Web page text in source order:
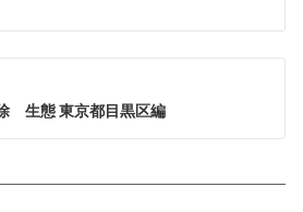
生態 東京都目黒区編